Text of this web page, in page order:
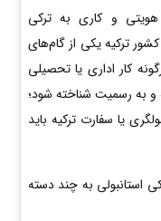
و کاری به ترکی
ترکیه یکی از گام‌های
کار اداری یا تحصیلی
و به رسمیت شناخته شود؛
یا سفارت ترکیه باید
استانبولی به چند دسته